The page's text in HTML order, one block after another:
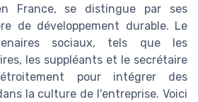
France, se distingue par ses
de développement durable. Le
sociaux, tels que les
les suppléants et le secrétaire
pour intégrer des
la culture de l'entreprise. Voici